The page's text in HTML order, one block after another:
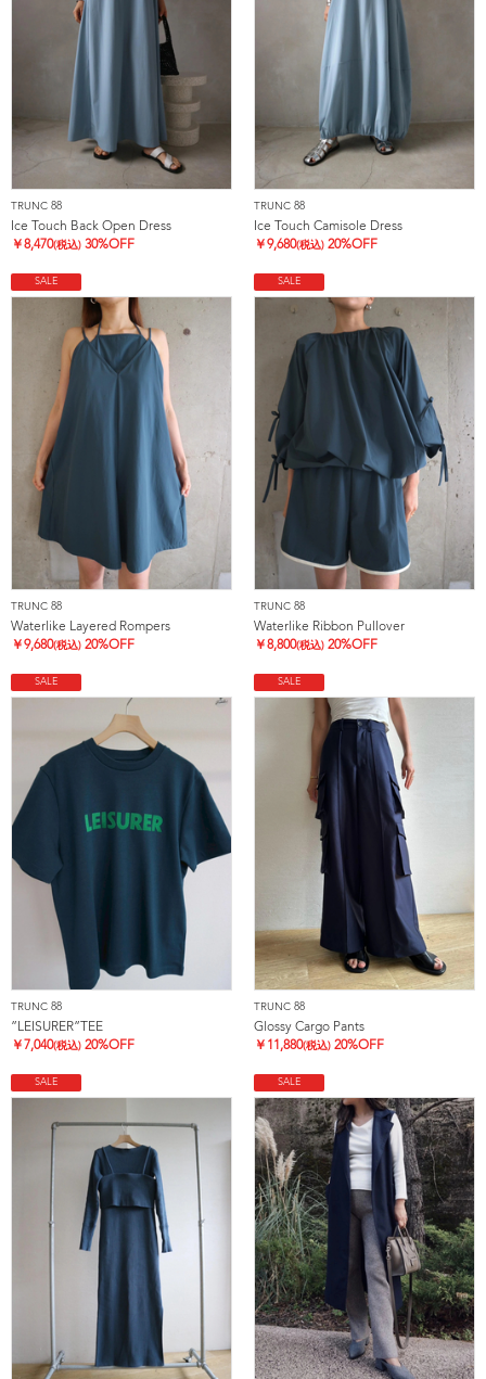
TRUNC 88
Ice Touch Back Open Dress
￥8,470(税込) 30%OFF
TRUNC 88
Ice Touch Camisole Dress
￥9,680(税込) 20%OFF
SALE
TRUNC 88
Waterlike Layered Rompers
￥9,680(税込) 20%OFF
SALE
TRUNC 88
Waterlike Ribbon Pullover
￥8,800(税込) 20%OFF
SALE
TRUNC 88
”LEISURER”TEE
￥ 7,040(税込) 20%OFF
SALE
TRUNC 88
Glossy Cargo Pants
￥ 11,880(税込) 20%OFF
SALE SALE